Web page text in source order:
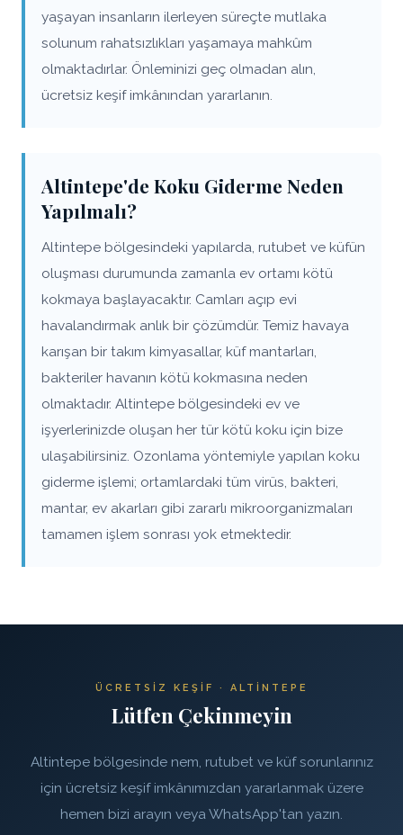
yaşayan insanların ilerleyen süreçte mutlaka
solunum rahatsızlıkları yaşamaya mahkûm
olmaktadırlar. Önleminizi geç olmadan alın,
ücretsiz keşif imkânından yararlanın.
Altintepe'de Koku Giderme Neden
Yapılmalı?
Altintepe bölgesindeki yapılarda, rutubet ve küfün
oluşması durumunda zamanla ev ortamı kötü
kokmaya başlayacaktır. Camları açıp evi
havalandırmak anlık bir çözümdür. Temiz havaya
karışan bir takım kimyasallar, küf mantarları,
bakteriler havanın kötü kokmasına neden
olmaktadır. Altintepe bölgesindeki ev ve
işyerlerinizde oluşan her tür kötü koku için bize
ulaşabilirsiniz. Ozonlama yöntemiyle yapılan koku
giderme işlemi; ortamlardaki tüm virüs, bakteri,
mantar, ev akarları gibi zararlı mikroorganizmaları
tamamen işlem sonrası yok etmektedir.
ÜCRETSIZ KEŞIF · ALTINTEPE
Lütfen Çekinmeyin
Altintepe bölgesinde nem, rutubet ve küf sorunlarınız
için ücretsiz keşif imkânımızdan yararlanmak üzere
hemen bizi arayın veya WhatsApp'tan yazın.